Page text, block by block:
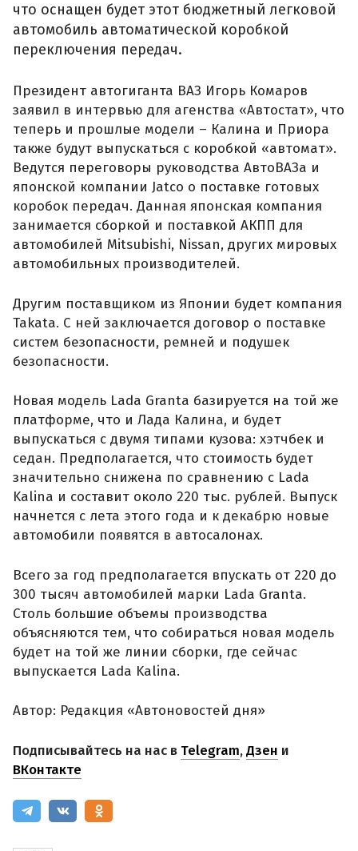
что оснащен будет этот бюджетный легковой
автомобиль автоматической коробкой
переключения передач.
Президент автогиганта ВАЗ Игорь Комаров
заявил в интервью для агенства «Автостат», что
теперь и прошлые модели – Калина и Приора
также будут выпускаться с коробкой «автомат».
Ведутся переговоры руководства АвтоВАЗа и
японской компании Jatco о поставке готовых
коробок передач. Данная японская компания
занимается сборкой и поставкой АКПП для
автомобилей Mitsubishi, Nissan, других мировых
автомобильных производителей.
Другим поставщиком из Японии будет компания
Takata. С ней заключается договор о поставке
систем безопасности, ремней и подушек
безопасности.
Новая модель Lada Granta базируется на той же
платформе, что и Лада Калина, и будет
выпускаться с двумя типами кузова: хэтчбек и
седан. Предполагается, что стоимость будет
значительно снижена по сравнению с Lada
Kalina и составит около 220 тыс. рублей. Выпуск
начнется с лета этого года и к декабрю новые
автомобили появятся в автосалонах.
Всего за год предполагается впускать от 220 до
300 тысяч автомобилей марки Lada Granta.
Столь большие объемы производства
объясняются тем, что собираться новая модель
будет на той же линии сборки, где сейчас
выпускается Lada Kalina.
Автор: Редакция «Автоновостей дня»
Подписывайтесь на нас в Telegram,Дзен и
ВКонтакте